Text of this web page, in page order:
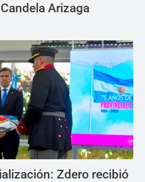
Arizaga
Zdero recibió